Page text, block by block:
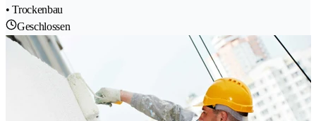
• Trockenbau
Geschlossen